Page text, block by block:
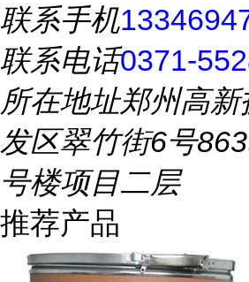
联系手机
联系电话0371-
所在地址郑州高新
发区翠竹街6号
号楼项目二层
推荐产品